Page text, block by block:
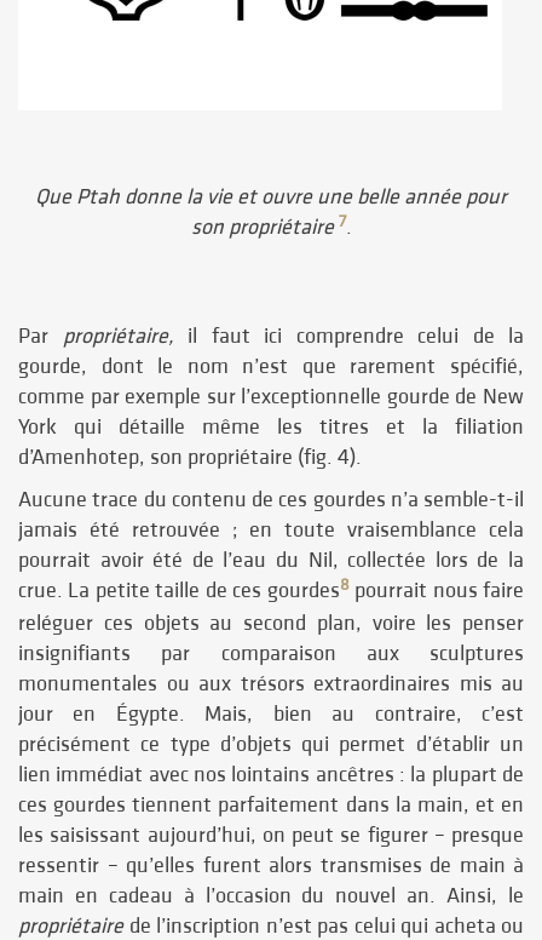
Que Ptah donne la vie et ouvre une belle année pour
son propriétaire 7.
Par propriétaire, il faut ici comprendre celui de la
gourde, dont le nom n’est que rarement spécifié,
comme par exemple sur l’exceptionnelle gourde de New
York qui détaille même les titres et la filiation
d’Amenhotep, son propriétaire (fig. 4).
Aucune trace du contenu de ces gourdes n’a semble-t-il
jamais été retrouvée ; en toute vraisemblance cela
pourrait avoir été de l’eau du Nil, collectée lors de la
crue. La petite taille de ces gourdes8pourrait nous faire
reléguer ces objets au second plan, voire les penser
insignifiants par comparaison aux sculptures
monumentales ou aux trésors extraordinaires mis au
jour en Égypte. Mais, bien au contraire, c’est
précisément ce type d’objets qui permet d’établir un
lien immédiat avec nos lointains ancêtres : la plupart de
ces gourdes tiennent parfaitement dans la main, et en
les saisissant aujourd’hui, on peut se figurer – presque
ressentir – qu’elles furent alors transmises de main à
main en cadeau à l’occasion du nouvel an. Ainsi, le
propriétairede l’inscription n’est pas celui qui acheta ou